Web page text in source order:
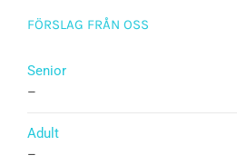
FÖRSLAG FRÅN OSS
Senior
–
Adult
–